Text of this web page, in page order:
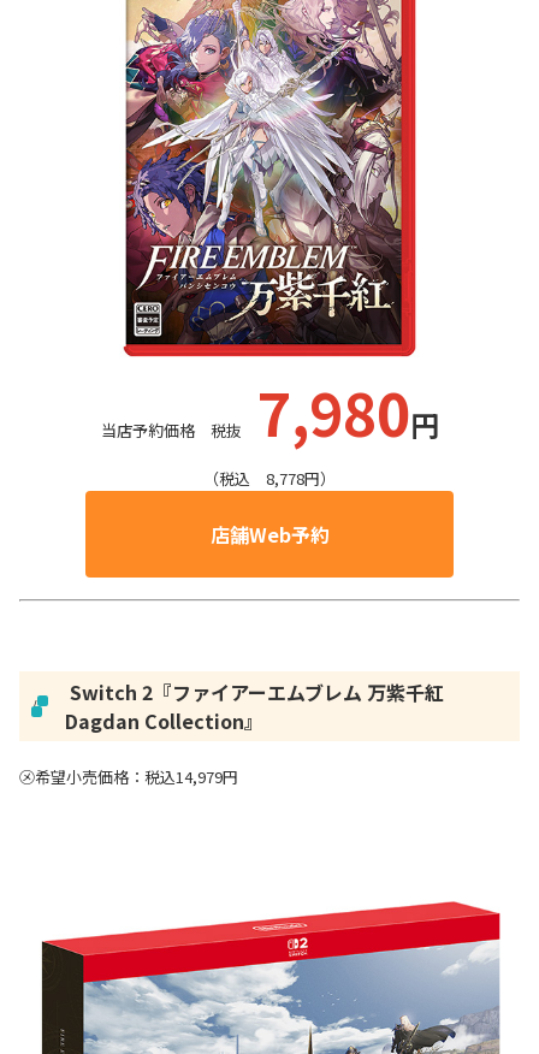
当店予約価格 税抜 7,980円
（税込 8,778円）
店舗Web予約
/ Switch 2『ファイアーエムブレム 万紫千紅
Dagdan Collection』
㋱希望小売価格：税込14,979円